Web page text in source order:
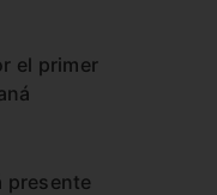
el primer
presente